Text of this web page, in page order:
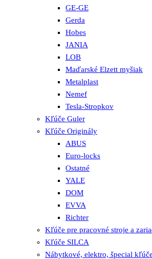
GE-GE
Gerda
Hobes
JANIA
LOB
Maďarské Elzett myšiak
Metalplast
Nemef
Tesla-Stropkov
Kľúče Guler
Kľúče Originály
ABUS
Euro-locks
Ostatné
YALE
DOM
EVVA
Richter
Kľúče pre pracovné stroje a
Kľúče SILCA
Nábytkové, elektro, špecial kľúče